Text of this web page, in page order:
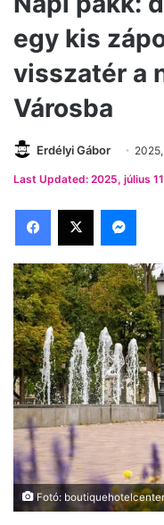
egy kis
visszatér a
Városba
Erdélyi Gábor
Last Updated: 2025, július
Facebook
X
Fotó: